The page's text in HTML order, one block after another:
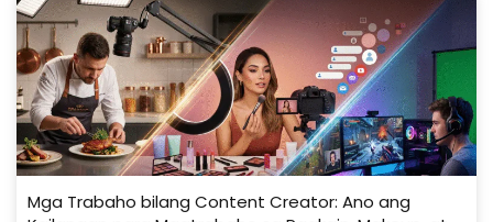
Mga Trabaho bilang Content Creator: Ano ang